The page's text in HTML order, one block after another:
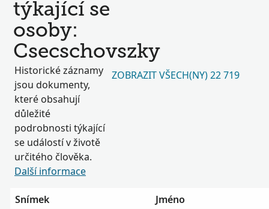
týkající se
osoby:
Csecschovszky
Historické záznamy
jsou dokumenty,
které obsahují
důležité
podrobnosti týkající
se událostí v životě
určitého člověka.
Další informace
ZOBRAZIT VŠECH(NY) 22 719
Snímek
Jméno